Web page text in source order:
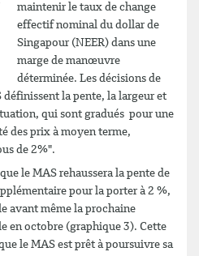
maintenir le taux de change
effectif nominal du dollar de
Singapour (NEER) dans une
marge de manœuvre
déterminée. Les décisions de
la pente, la largeur et
qui sont gradués pour une
des prix à moyen terme,
de 2%".
le MAS rehaussera la pente de
pour la porter à 2 %,
avant même la prochaine
en octobre (graphique 3). Cette
le MAS est prêt à poursuivre sa